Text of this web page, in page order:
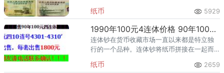
以满足全国人民的温饱。
纸币 5929
1990年100元4连体价格 90年100元四连体钞最新价格
连体钞在货币收藏市场一直以来都是特立独
行的一个品种。连体钞将纸币拼接在一起而
不同也会影响90版100元四连体钞的市场价
纸币 2659